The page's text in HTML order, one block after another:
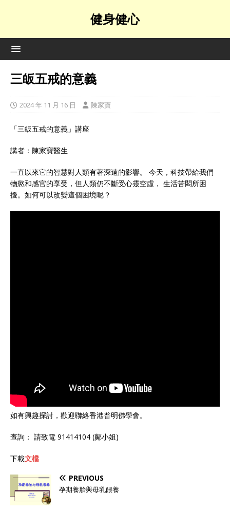
健身健心
三皈五戒的意義
2024 年 11 月 16 日 陳家寶
「三皈五戒的意義」講座
講者：陳家寶醫生
一直以來它的智慧對人類有著深遠的影響。 今天，科技帶給我們
物慾和感官的享受，但人類仍不斷受心靈空虛， 生活苦悶所困
擾。如何可以改變這個困境呢？
如有興趣探討，歡迎聯絡香港普明佛學會。
查詢： 請致電 91414104 (鄺小姐)
下載文檔
PREVIOUS
孕期養胎與母乳餵養